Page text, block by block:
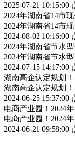
2025-07-21 10:15:00
2024年湖南省14市
2024年湖南省14市
2024-08-02 10:16:00
2024年湖南省节水
2024年湖南省节水
2024-07-15 14:17:00
湖南高企认定规划
湖南高企认定规划
2024-06-25 15:37:00
电商产业园！2024
电商产业园！2024
2024-06-21 09:58:00